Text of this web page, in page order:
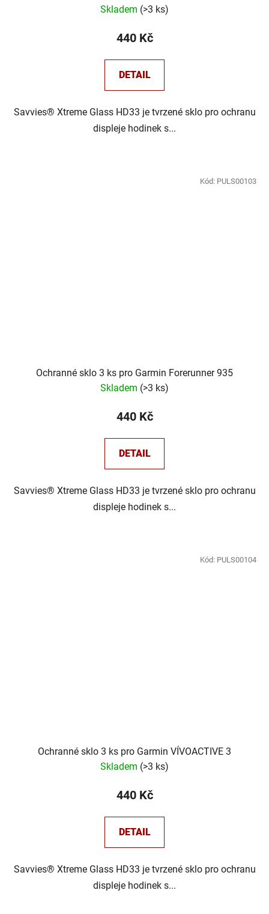
Skladem (>3 ks)
440 Kč
DETAIL
Savvies® Xtreme Glass HD33 je tvrzené sklo pro ochranu
displeje hodinek s...
Ochranné sklo 3 ks pro Garmin Forerunner 935
Skladem (>3 ks)
440 Kč
DETAIL
Savvies® Xtreme Glass HD33 je tvrzené sklo pro ochranu
displeje hodinek s...
Kód: PULS00103
Ochranné sklo 3 ks pro Garmin VÍVOACTIVE 3
Skladem (>3 ks)
440 Kč
DETAIL
Savvies® Xtreme Glass HD33 je tvrzené sklo pro ochranu
displeje hodinek s...
Kód: PULS00104